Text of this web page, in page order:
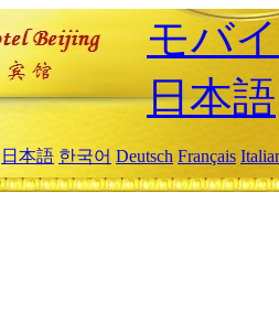
モバ
日本語
日本語 한국어 Deutsch Français